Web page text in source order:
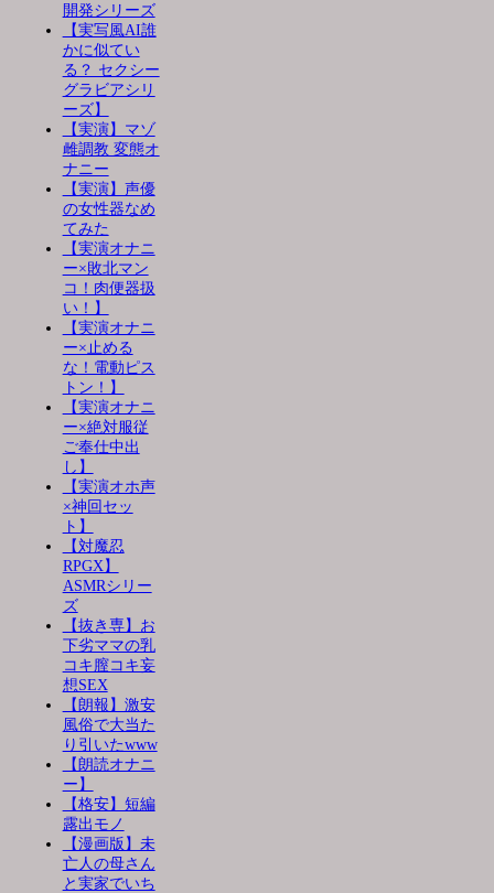
開発シリーズ
【実写風AI誰
かに似てい
る？ セクシー
グラビアシリ
ーズ】
【実演】マゾ
雌調教 変態オ
ナニー
【実演】声優
の女性器なめ
てみた
【実演オナニ
ー×敗北マン
コ！肉便器扱
い！】
【実演オナニ
ー×止める
な！電動ピス
トン！】
【実演オナニ
ー×絶対服従
ご奉仕中出
し】
【実演オホ声
×神回セッ
ト】
【対魔忍
RPGX】
ASMRシリー
ズ
【抜き専】お
下劣ママの乳
コキ膣コキ妄
想SEX
【朗報】激安
風俗で大当た
り引いたwww
【朗読オナニ
ー】
【格安】短編
露出モノ
【漫画版】未
亡人の母さん
と実家でいち